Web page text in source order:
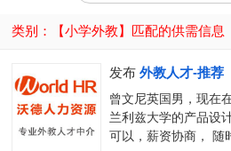
类别：【小学外教】匹配的供需信息
发布 外教人才-推荐
曾文尼英国男，现在
兰利兹大学的产品设
可以，薪资协商， 随